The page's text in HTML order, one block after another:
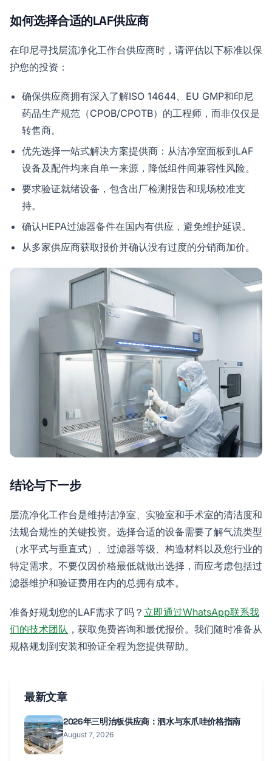
如何选择合适的LAF供应商
在印尼寻找层流净化工作台供应商时，请评估以下标准以保
护您的投资：
确保供应商拥有深入了解ISO 14644、EU GMP和印尼
药品生产规范（CPOB/CPOTB）的工程师，而非仅仅是
转售商。
优先选择一站式解决方案提供商：从洁净室面板到LAF
设备及配件均来自单一来源，降低组件间兼容性风险。
要求验证就绪设备，包含出厂检测报告和现场校准支
持。
确认HEPA过滤器备件在国内有供应，避免维护延误。
从多家供应商获取报价并确认没有过度的分销商加价。
结论与下一步
层流净化工作台是维持洁净室、实验室和手术室的清洁度和
法规合规性的关键投资。选择合适的设备需要了解气流类型
（水平式与垂直式）、过滤器等级、构造材料以及您行业的
特定需求。不要仅因价格最低就做出选择，而应考虑包括过
滤器维护和验证费用在内的总拥有成本。
准备好规划您的LAF需求了吗？ 立即通过WhatsApp联系我
们的技术团队 ，获取免费咨询和最优报价。我们随时准备从
规格规划到安装和验证全程为您提供帮助。
最新文章
2026年三明治板供应商：泗水与东爪哇价格指南
August 7, 2026